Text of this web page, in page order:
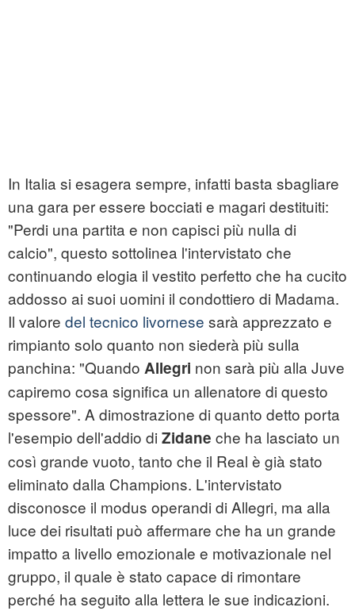
In Italia si esagera sempre, infatti basta sbagliare
una gara per essere bocciati e magari destituiti:
"Perdi una partita e non capisci più nulla di
calcio", questo sottolinea l'intervistato che
continuando elogia il vestito perfetto che ha cucito
addosso ai suoi uomini il condottiero di Madama.
Il valore del tecnico livornese sarà apprezzato e
rimpianto solo quanto non siederà più sulla
panchina: "Quando Allegri non sarà più alla Juve
capiremo cosa significa un allenatore di questo
spessore". A dimostrazione di quanto detto porta
l'esempio dell'addio di Zidane che ha lasciato un
così grande vuoto, tanto che il Real è già stato
eliminato dalla Champions. L'intervistato
disconosce il modus operandi di Allegri, ma alla
luce dei risultati può affermare che ha un grande
impatto a livello emozionale e motivazionale nel
gruppo, il quale è stato capace di rimontare
perché ha seguito alla lettera le sue indicazioni.